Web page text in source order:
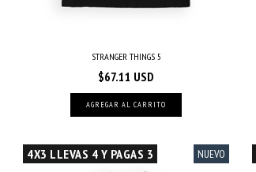
STRANGER THINGS 5
$67.11 USD
AGREGAR AL CARRITO
4X3 LLEVAS 4 Y PAGAS 3 NUEVO